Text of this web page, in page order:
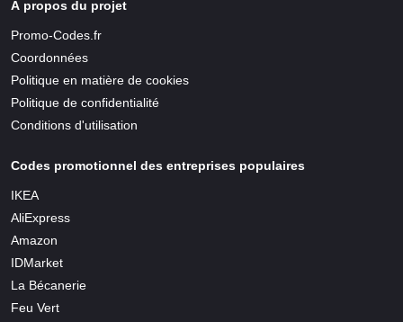
À propos du projet
Promo-Codes.fr
Coordonnées
Politique en matière de cookies
Politique de confidentialité
Conditions d'utilisation
Codes promotionnel des entreprises populaires
IKEA
AliExpress
Amazon
IDMarket
La Bécanerie
Feu Vert